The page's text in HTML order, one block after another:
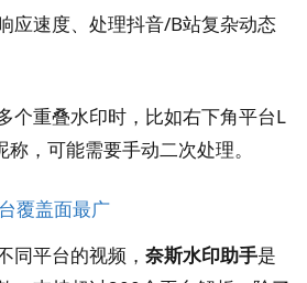
应速度、处理抖音/B站复杂动态
个重叠水印时，比如右下角平台L
，可能需要手动二次处理。
覆盖面最广
同平台的视频， 奈斯水印助手是